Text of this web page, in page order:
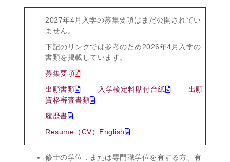
2027年4月入学の募集要項はまだ公開されてい
ません。
下記のリンクでは参考のため2026年4月入学の
書類を掲載しています。
募集要項
出願書類
入学検定料貼付台紙
出願
資格審査書類
履歴書
Resume（CV）English
修士の学位，または専門職学位を有する方、有